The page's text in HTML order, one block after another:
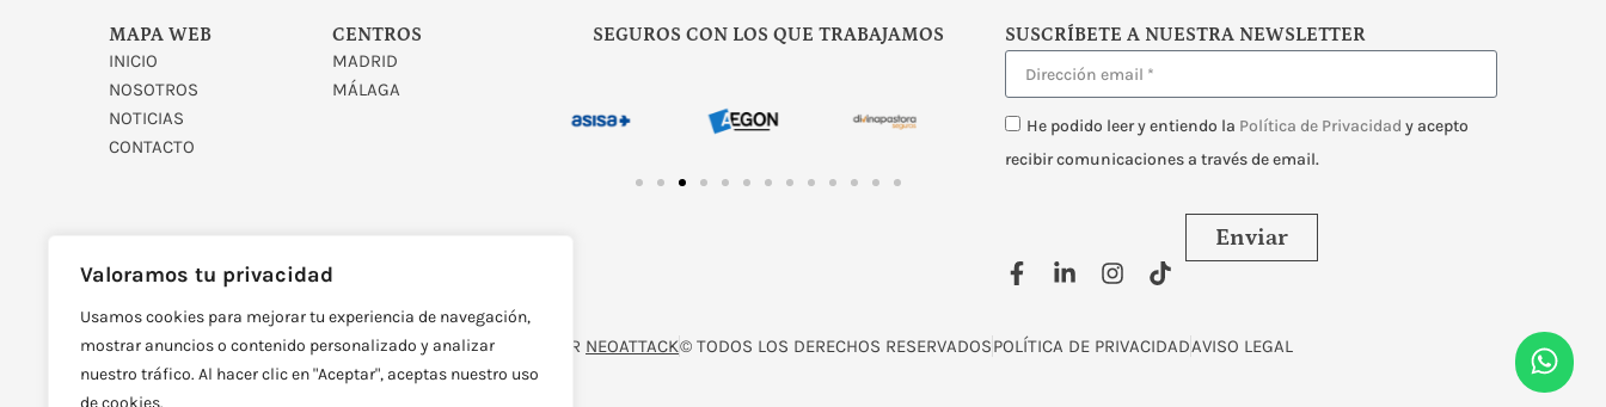
Valoramos tu privacidad
Usamos cookies para mejorar tu experiencia de navegación,
mostrar anuncios o contenido personalizado y analizar
nuestro tráfico. Al hacer clic en "Aceptar", aceptas nuestro uso
de cookies.
MAPA WEB
INICIO
NOSOTROS
NOTICIAS
CONTACTO
CENTROS
MADRID
MÁLAGA
SEGUROS CON LOS QUE TRABAJAMOS SUSCRÍBETE A NUESTRA NEWSLETTER
He podido leer y entiendo la Política de Privacidad y acepto
recibir comunicaciones a través de email.
Enviar
DISEÑADO Y DESARROLLADO POR NEOATTACK© TODOS LOS DERECHOS RESERVADOSPOLÍTICA DE PRIVACIDADAVISO LEGAL